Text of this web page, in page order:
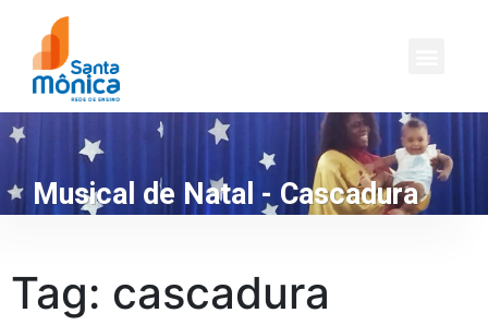
Musical de Natal - Cascadura
Tag: cascadura